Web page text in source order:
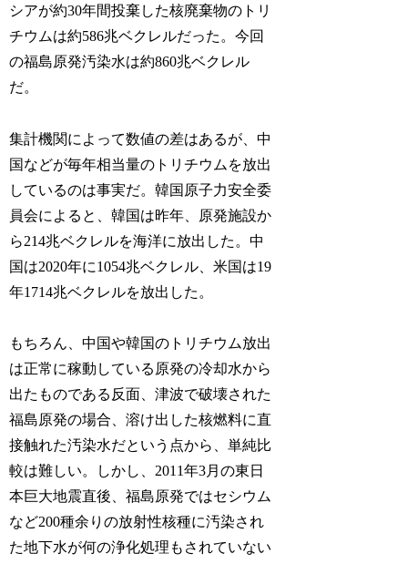
シアが約30年間投棄した核廃棄物のトリ
チウムは約586兆ベクレルだった。今回
の福島原発汚染水は約860兆ベクレル
だ。
集計機関によって数値の差はあるが、中
国などが毎年相当量のトリチウムを放出
しているのは事実だ。韓国原子力安全委
員会によると、韓国は昨年、原発施設か
ら214兆ベクレルを海洋に放出した。中
国は2020年に1054兆ベクレル、米国は19
年1714兆ベクレルを放出した。
もちろん、中国や韓国のトリチウム放出
は正常に稼動している原発の冷却水から
出たものである反面、津波で破壊された
福島原発の場合、溶け出した核燃料に直
接触れた汚染水だという点から、単純比
較は難しい。しかし、2011年3月の東日
本巨大地震直後、福島原発ではセシウム
など200種余りの放射性核種に汚染され
た地下水が何の浄化処理もされていない